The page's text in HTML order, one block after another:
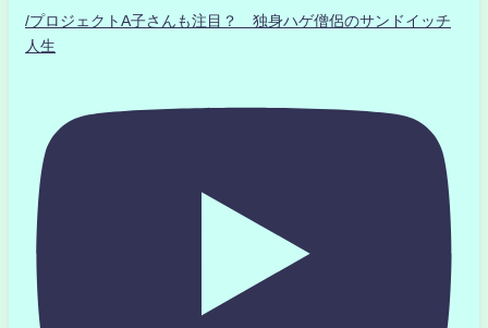
/プロジェクトA子さんも注目？ 独身ハゲ僧侶のサンドイッチ
人生